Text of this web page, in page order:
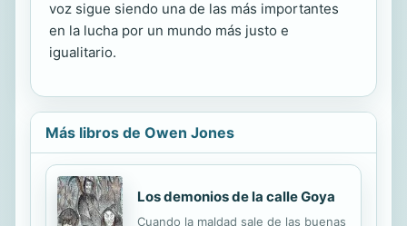
voz sigue siendo una de las más importantes
en la lucha por un mundo más justo e
igualitario.
Más libros de Owen Jones
Los demonios de la calle Goya
Cuando la maldad sale de las buenas